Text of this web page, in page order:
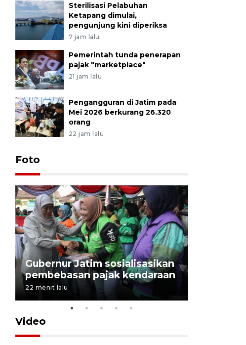
Sterilisasi Pelabuhan
Ketapang dimulai,
pengunjung kini diperiksa
7 jam lalu
Pemerintah tunda penerapan
pajak "marketplace"
21 jam lalu
Pengangguran di Jatim pada
Mei 2026 berkurang 26.320
orang
22 jam lalu
Foto
Gubernur Jatim sosialisasikan
pembebasan pajak kendaraan
22 menit lalu
Video